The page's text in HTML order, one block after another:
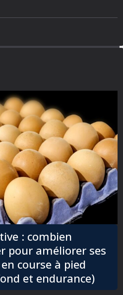
: combien
pour améliorer ses
course à pied
et endurance)